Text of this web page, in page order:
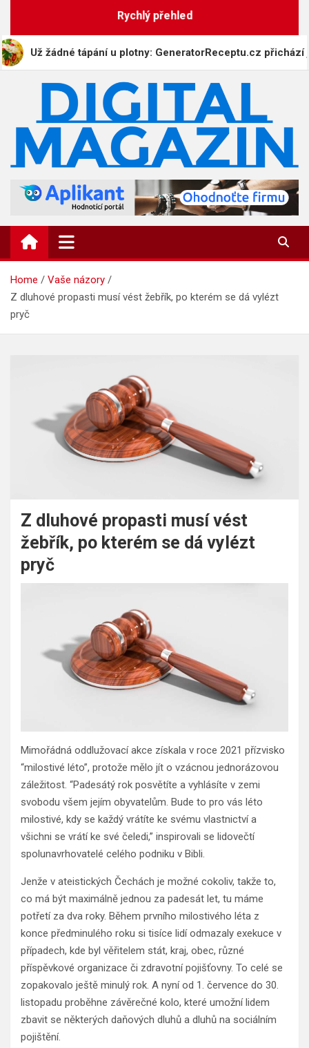
content
Rychlý přehled
žádné tápání u plotny: GeneratorReceptu.cz přichází jako
DigitalMagazin.cz
Home
Vaše názory
Z dluhové propasti musí vést žebřík, po kterém se dá vylézt
pryč
Z dluhové propasti musí vést
žebřík, po kterém se dá vylézt
pryč
Mimořádná oddlužovací akce získala v roce 2021 přízvisko
“milostivé léto”, protože mělo jít o vzácnou jednorázovou
záležitost. “Padesátý rok posvětíte a vyhlásíte v zemi
svobodu všem jejím obyvatelům. Bude to pro vás léto
milostivé, kdy se každý vrátíte ke svému vlastnictví a
všichni se vrátí ke své čeledi,” inspirovali se lidovečtí
spolunavrhovatelé celého podniku v Bibli.
Jenže v ateistických Čechách je možné cokoliv, takže to,
co má být maximálně jednou za padesát let, tu máme
potřetí za dva roky. Během prvního milostivého léta z
konce předminulého roku si tisíce lidí odmazaly exekuce v
případech, kde byl věřitelem stát, kraj, obec, různé
příspěvkové organizace či zdravotní pojišťovny. To celé se
zopakovalo ještě minulý rok. A nyní od 1. července do 30.
listopadu proběhne závěrečné kolo, které umožní lidem
zbavit se některých daňových dluhů a dluhů na sociálním
pojištění.